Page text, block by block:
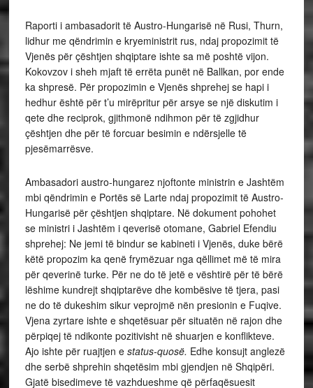
Raporti i ambasadorit të Austro-Hungarisë në Rusi, Thurn,
lidhur me qëndrimin e kryeministrit rus, ndaj propozimit të
Vjenës për çështjen shqiptare ishte sa më poshtë vijon.
Kokovzov i sheh mjaft të errëta punët në Ballkan, por ende
ka shpresë. Për propozimin e Vjenës shprehej se hapi i
hedhur është për t’u mirëpritur për arsye se një diskutim i
qete dhe reciprok, gjithmonë ndihmon për të zgjidhur
çështjen dhe për të forcuar besimin e ndërsjelle të
pjesëmarrësve.
Ambasadori austro-hungarez njoftonte ministrin e Jashtëm
mbi qëndrimin e Portës së Larte ndaj propozimit të Austro-
Hungarisë për çështjen shqiptare. Në dokument pohohet
se ministri i Jashtëm i qeverisë otomane, Gabriel Efendiu
shprehej: Ne jemi të bindur se kabineti i Vjenës, duke bërë
këtë propozim ka qenë frymëzuar nga qëllimet më të mira
për qeverinë turke. Për ne do të jetë e vështirë për të bërë
lëshime kundrejt shqiptarëve dhe kombësive të tjera, pasi
ne do të dukeshim sikur veprojmë nën presionin e Fuqive.
Vjena zyrtare ishte e shqetësuar për situatën në rajon dhe
përpiqej të ndikonte pozitivisht në shuarjen e konflikteve.
Ajo ishte për ruajtjen e status-quosë. Edhe konsujt anglezë
dhe serbë shprehin shqetësim mbi gjendjen në Shqipëri.
Gjatë bisedimeve të vazhdueshme që përfaqësuesit